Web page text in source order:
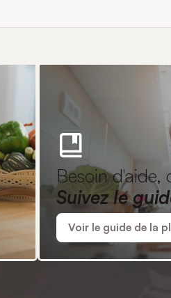
Besoin d'aide,
Suivez le
Voir le guide de la